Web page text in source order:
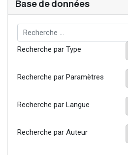
Base de données
Rechercher
Recherche par Type
Recherche par Paramètres
Recherche par Langue
Recherche par Auteur